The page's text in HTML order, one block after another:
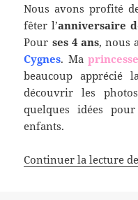
Nous avons profité
fêter l’anniversaire
Pour ses 4 ans, nous
Cygnes. Ma princesse
beaucoup apprécié
découvrir les
quelques idées
enfants.
Continuer la lecture de